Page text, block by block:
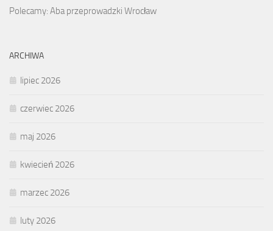
Polecamy: Aba przeprowadzki Wrocław
ARCHIWA
lipiec 2026
czerwiec 2026
maj 2026
kwiecień 2026
marzec 2026
luty 2026